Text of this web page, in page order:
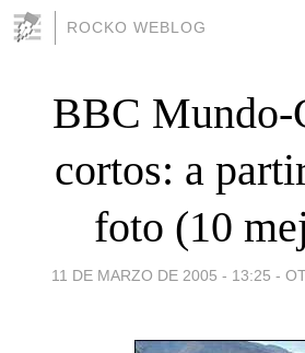
ROCKO WEBLOG
BBC Mundo-
cortos: a
foto (10
11 DE MARZO DE 2005 - 13:25 -